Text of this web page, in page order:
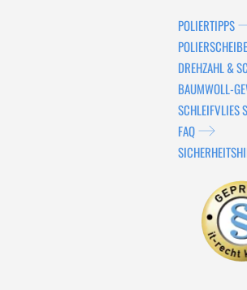
POLIERTIPPS
DREHZAHL &
BAUMWOLL-
SCHLEIFVLIES
FAQ